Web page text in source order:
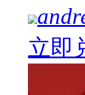
立即